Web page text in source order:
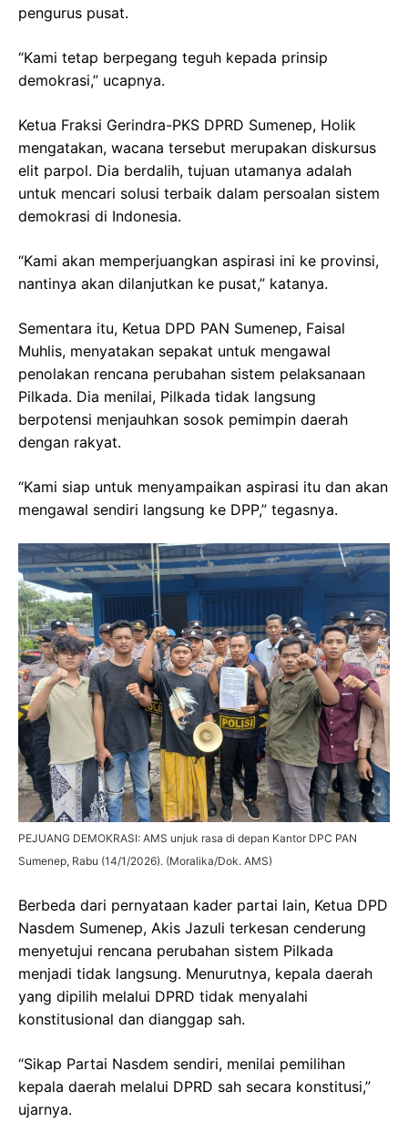
pengurus pusat.
“Kami tetap berpegang teguh kepada prinsip
demokrasi,” ucapnya.
Ketua Fraksi Gerindra-PKS DPRD Sumenep, Holik
mengatakan, wacana tersebut merupakan diskursus
elit parpol. Dia berdalih, tujuan utamanya adalah
untuk mencari solusi terbaik dalam persoalan sistem
demokrasi di Indonesia.
“Kami akan memperjuangkan aspirasi ini ke provinsi,
nantinya akan dilanjutkan ke pusat,” katanya.
Sementara itu, Ketua DPD PAN Sumenep, Faisal
Muhlis, menyatakan sepakat untuk mengawal
penolakan rencana perubahan sistem pelaksanaan
Pilkada. Dia menilai, Pilkada tidak langsung
berpotensi menjauhkan sosok pemimpin daerah
dengan rakyat.
“Kami siap untuk menyampaikan aspirasi itu dan akan
mengawal sendiri langsung ke DPP,” tegasnya.
PEJUANG DEMOKRASI: AMS unjuk rasa di depan Kantor DPC PAN
Sumenep, Rabu (14/1/2026). (Moralika/Dok. AMS)
Berbeda dari pernyataan kader partai lain, Ketua DPD
Nasdem Sumenep, Akis Jazuli terkesan cenderung
menyetujui rencana perubahan sistem Pilkada
menjadi tidak langsung. Menurutnya, kepala daerah
yang dipilih melalui DPRD tidak menyalahi
konstitusional dan dianggap sah.
“Sikap Partai Nasdem sendiri, menilai pemilihan
kepala daerah melalui DPRD sah secara konstitusi,”
ujarnya.